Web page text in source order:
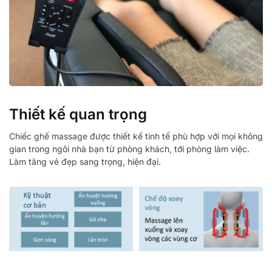
Thiết kế quan trọng
Chiếc ghế massage được thiết kế tinh tế phù hợp với mọi không
gian trong ngôi nhà bạn từ phòng khách, tới phòng làm việc.
Làm tăng vẻ đẹp sang trọng, hiện đại.